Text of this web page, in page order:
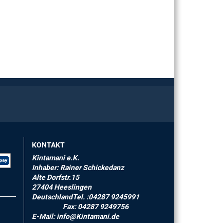
KONTAKT
Kintamani e.K.
Inhaber: Rainer Schickedanz
Alte Dorfstr.15
27404 Heeslingen
DeutschlandTel. :04287 9245991
Fax: 04287 9249756
E-Mail: info@Kintamani.de